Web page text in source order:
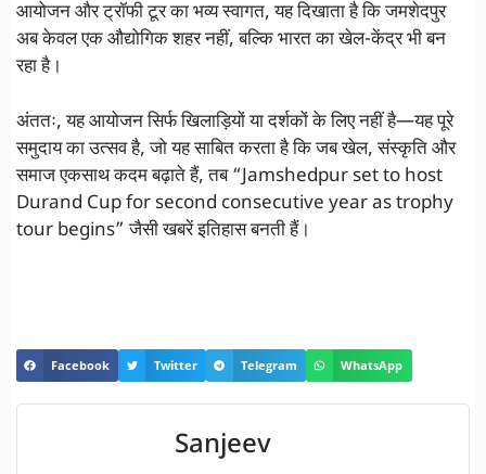
आयोजन और ट्रॉफी टूर का भव्य स्वागत, यह दिखाता है कि जमशेदपुर
अब केवल एक औद्योगिक शहर नहीं, बल्कि भारत का खेल-केंद्र भी बन
रहा है।
अंततः, यह आयोजन सिर्फ खिलाड़ियों या दर्शकों के लिए नहीं है—यह पूरे
समुदाय का उत्सव है, जो यह साबित करता है कि जब खेल, संस्कृति और
समाज एकसाथ कदम बढ़ाते हैं, तब “Jamshedpur set to host
Durand Cup for second consecutive year as trophy
tour begins” जैसी खबरें इतिहास बनती हैं।
Facebook Twitter Telegram WhatsApp
Sanjeev